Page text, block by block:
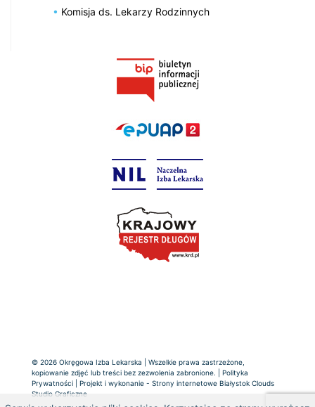
Komisja ds. Lekarzy Rodzinnych
© 2026 Okręgowa Izba Lekarska | Wszelkie prawa zastrzeżone,
kopiowanie zdjęć lub treści bez zezwolenia zabronione. | Polityka
Prywatności | Projekt i wykonanie - Strony internetowe Białystok Clouds
Studio Graficzne